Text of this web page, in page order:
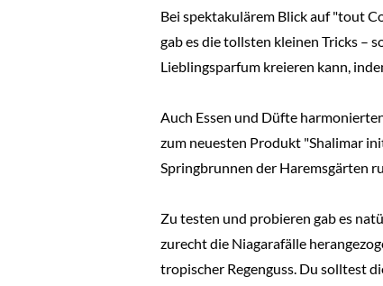
Bei spektakulärem Blick auf "tout
gab es die tollsten kleinen Tricks –
Lieblingsparfum kreieren kann,
Auch Essen und Düfte
zum neuesten Produkt "Shalimar
Springbrunnen der Haremsgärten
Zu testen und probieren gab es
zurecht die Niagarafälle
tropischer Regenguss. Du solltest